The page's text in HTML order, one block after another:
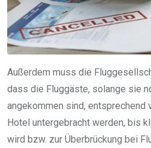
Außerdem muss die
dass die Fluggäste, solange sie
angekommen sind, entsprechend
Hotel untergebracht werden, bis
wird bzw. zur Überbrückung bei